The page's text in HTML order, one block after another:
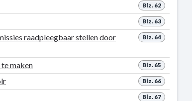
Blz. 62
Blz. 63
Blz. 64
raadpleegbaar stellen door
Blz. 65
maken
Blz. 66
Blz. 67